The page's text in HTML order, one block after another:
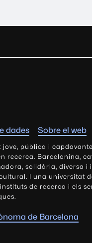
dades Sobre el web
jove, pública i
recerca. Barcelonina,
solidària, diversa i
I una universitat
de recerca i els
de Barcelona